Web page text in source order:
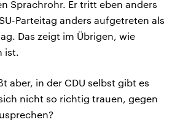
Sprachrohr. Er tritt eben anders
Parteitag anders aufgetreten als
Das zeigt im Übrigen, wie
ist.
aber, in der CDU selbst gibt es
nicht so richtig trauen, gegen